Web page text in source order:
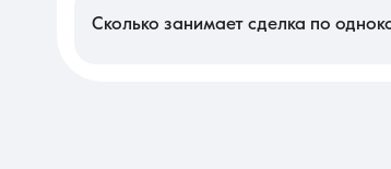
Сколько занимает сделка по